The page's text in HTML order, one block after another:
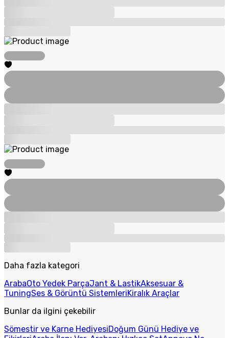
Daha fazla kategori
ArabaOto Yedek ParçaJant & LastikAksesuar &
TuningSes & Görüntü SistemleriKiralık Araçlar
Bunlar da ilgini çekebilir
Sömestir ve Karne HediyesiDoğum Günü Hediye ve